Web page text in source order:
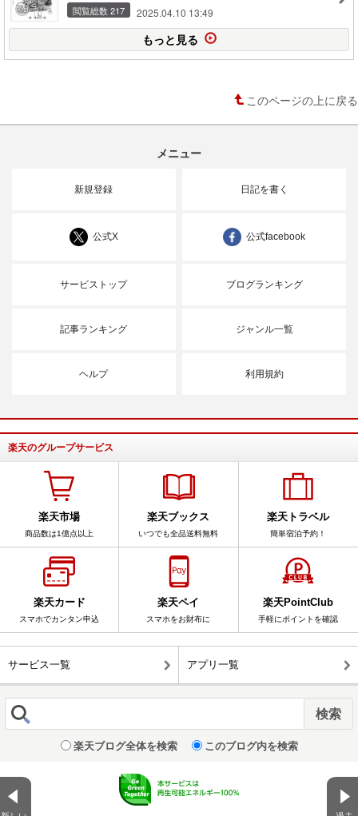
閲覧総数 217 2025.04.10 13:49
もっと見る
このページの上に戻る
メニュー
新規登録 日記を書く
公式X 公式facebook
サービストップ ブログランキング
記事ランキング ジャンル一覧
ヘルプ 利用規約
楽天のグループサービス
楽天市場
商品数は1億点以上
楽天ブックス
いつでも全品送料無料
楽天トラベル
簡単宿泊予約！
楽天カード
スマホでカンタン申込
楽天ペイ
スマホをお財布に
楽天PointClub
手軽にポイントを確認
サービス一覧 アプリ一覧
楽天ブログ全体を検索 このブログ内を検索